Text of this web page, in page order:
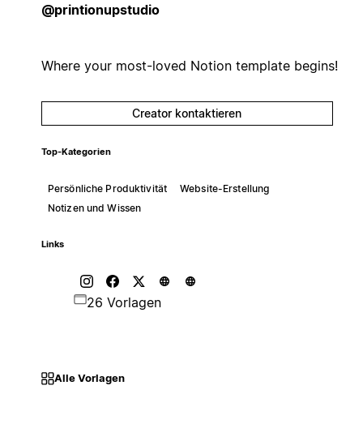
@printionupstudio
Where your most-loved Notion template begins!
Creator kontaktieren
Top-Kategorien
Persönliche Produktivität
Website-Erstellung
Notizen und Wissen
Links
26 Vorlagen
Alle Vorlagen